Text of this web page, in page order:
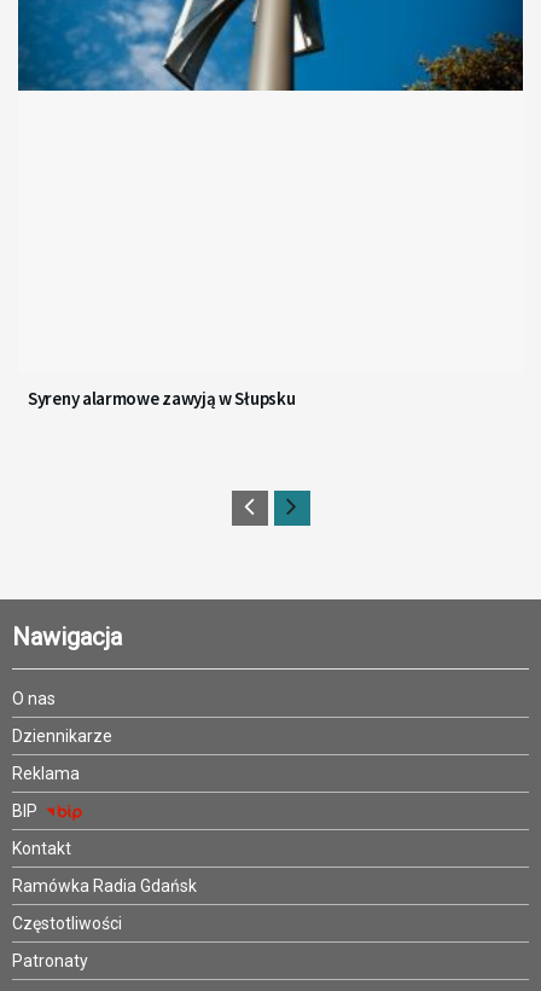
Syreny alarmowe zawyją w Słupsku
Nawigacja
O nas
Dziennikarze
Reklama
BIP
Kontakt
Ramówka Radia Gdańsk
Częstotliwości
Patronaty